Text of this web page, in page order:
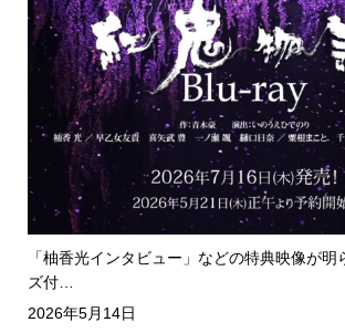
「柚香光インタビュー」などの特典映像が
ズ付…
2026年5月14日